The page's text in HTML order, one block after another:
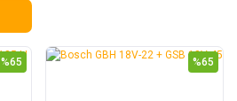
%65 %65